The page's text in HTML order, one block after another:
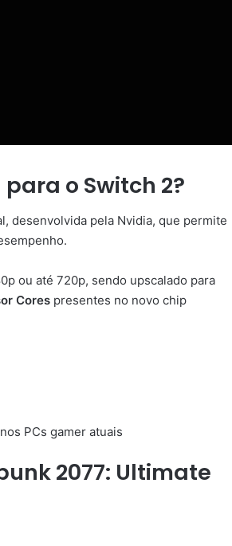
o Switch 2?
desenvolvida pela Nvidia, que permite
ou até 720p, sendo upscalado para
Cores presentes no novo chip
PCs gamer atuais
2077: Ultimate